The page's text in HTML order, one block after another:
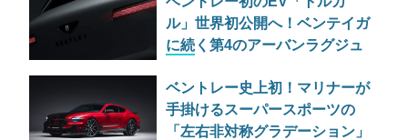
ル」世界初公開へ！ベンテイガ
に続く第4のアーバンラグジュ
ベントレー史上初！マリナーが
手掛けるスーパースポーツの
「左右非対称グラデーション」